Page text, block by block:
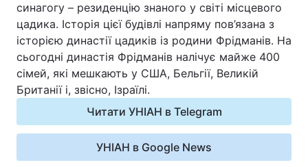
Цікавинки Погода
Відео з Youtube Статті
Інтерв'ю Думки
Вакансії
синагогу – резиденцію знаного у світі місцевого
цадика. Історія цієї будівлі напряму пов’язана з
історією династії цадиків із родини Фрідманів. На
сьогодні династія Фрідманів налічує майже 400
сімей, які мешкають у США, Бельгії, Великій
Британії і, звісно, Ізраїлі.
Читати УНІАН в Telegram
УНІАН в Google News